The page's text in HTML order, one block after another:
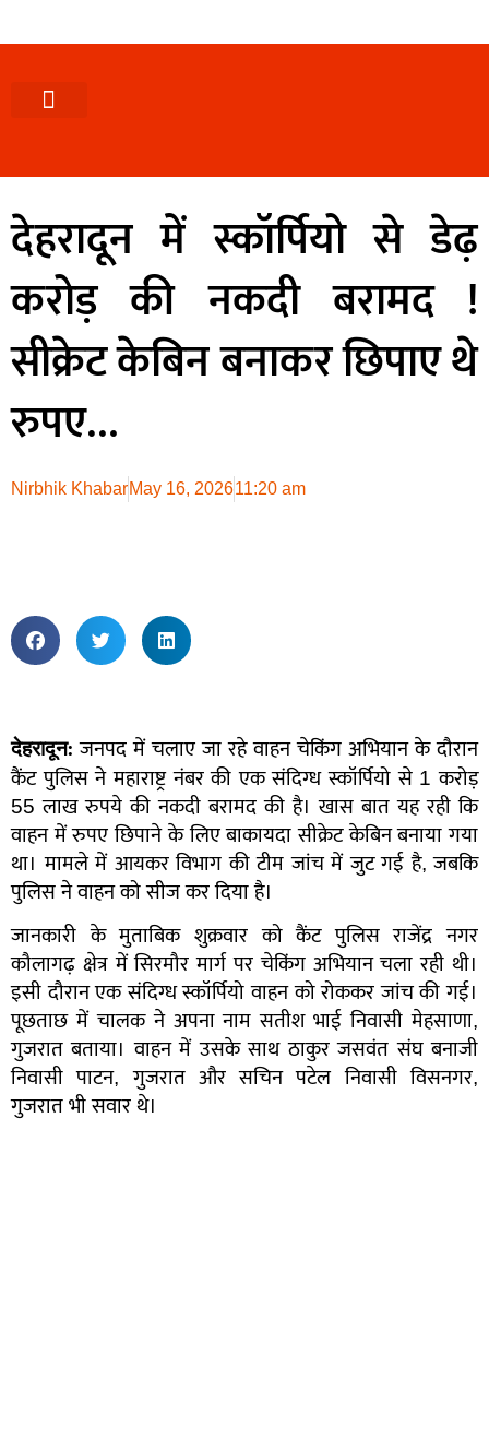
देहरादून में स्कॉर्पियो से डेढ़
करोड़ की नकदी बरामद !
सीक्रेट केबिन बनाकर छिपाए थे
रुपए…
Nirbhik KhabarMay 16, 202611:20 am
देहरादून: जनपद में चलाए जा रहे वाहन चेकिंग अभियान के दौरान
कैंट पुलिस ने महाराष्ट्र नंबर की एक संदिग्ध स्कॉर्पियो से 1 करोड़
55 लाख रुपये की नकदी बरामद की है। खास बात यह रही कि
वाहन में रुपए छिपाने के लिए बाकायदा सीक्रेट केबिन बनाया गया
था। मामले में आयकर विभाग की टीम जांच में जुट गई है, जबकि
पुलिस ने वाहन को सीज कर दिया है।
जानकारी के मुताबिक शुक्रवार को कैंट पुलिस राजेंद्र नगर
कौलागढ़ क्षेत्र में सिरमौर मार्ग पर चेकिंग अभियान चला रही थी।
इसी दौरान एक संदिग्ध स्कॉर्पियो वाहन को रोककर जांच की गई।
पूछताछ में चालक ने अपना नाम सतीश भाई निवासी मेहसाणा,
गुजरात बताया। वाहन में उसके साथ ठाकुर जसवंत संघ बनाजी
निवासी पाटन, गुजरात और सचिन पटेल निवासी विसनगर,
गुजरात भी सवार थे।